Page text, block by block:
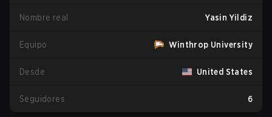
Nombre real Yasin Yildiz
Equipo Winthrop University
Desde United States
Seguidores 6